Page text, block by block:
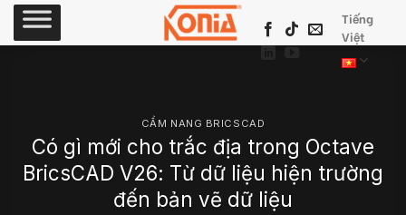
Skip
Tiếng
Việt
CẨM NANG BRICSCAD
Có gì mới cho trắc địa trong Octave
BricsCAD V26: Từ dữ liệu hiện trường
đến bản vẽ dữ liệu